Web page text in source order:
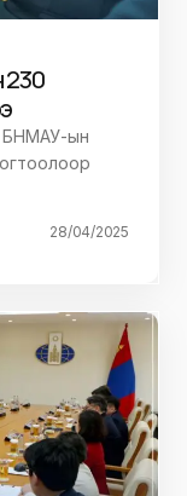
230
БНМАУ-ын
28/04/2025